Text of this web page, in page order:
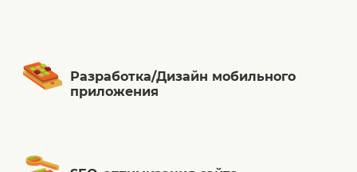
Разработка/Дизайн мобильного
приложения